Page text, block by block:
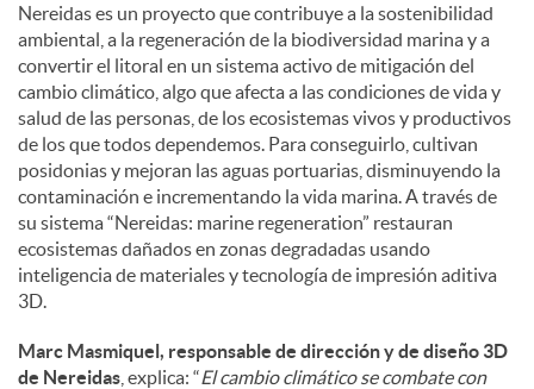
Nereidas es un proyecto que contribuye a la sostenibilidad
ambiental, a la regeneración de la biodiversidad marina y a
convertir el litoral en un sistema activo de mitigación del
cambio climático, algo que afecta a las condiciones de vida y
salud de las personas, de los ecosistemas vivos y productivos
de los que todos dependemos. Para conseguirlo, cultivan
posidonias y mejoran las aguas portuarias, disminuyendo la
contaminación e incrementando la vida marina. A través de
su sistema “Nereidas: marine regeneration” restauran
ecosistemas dañados en zonas degradadas usando
inteligencia de materiales y tecnología de impresión aditiva
3D.
Marc Masmiquel, responsable de dirección y de diseño 3D
de Nereidas , explica: “El cambio climático se combate con